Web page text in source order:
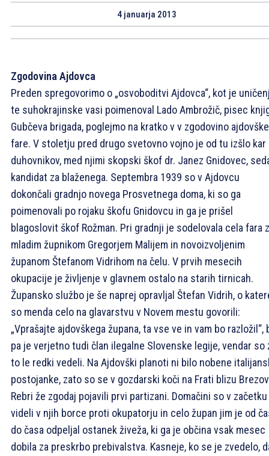
4 januarja 2013
Zgodovina Ajdovca
Preden spregovorimo o „osvoboditvi Ajdovca“, kot je
te suhokrajinske vasi poimenoval Lado Ambrožič, pisec
Gubčeva brigada, poglejmo na kratko v v zgodovino ajdovške
fare. V stoletju pred drugo svetovno vojno je od tu izšlo kar
duhovnikov, med njimi skopski škof dr. Janez Gnidovec,
kandidat za blaženega. Septembra 1939 so v Ajdovcu
dokončali gradnjo novega Prosvetnega doma, ki so ga
poimenovali po rojaku škofu Gnidovcu in ga je prišel
blagoslovit škof Rožman. Pri gradnji je sodelovala cela fara z
mladim župnikom Gregorjem Malijem in novoizvoljenim
županom Štefanom Vidrihom na čelu. V prvih mesecih
okupacije je življenje v glavnem ostalo na starih tirnicah.
Župansko službo je še naprej opravljal Štefan Vidrih, o
so menda celo na glavarstvu v Novem mestu govorili:
„Vprašajte ajdovškega župana, ta vse ve in vam bo razložil“,
pa je verjetno tudi član ilegalne Slovenske legije, vendar so
to le redki vedeli. Na Ajdovški planoti ni bilo nobene
postojanke, zato so se v gozdarski koči na Frati blizu
Rebri že zgodaj pojavili prvi partizani. Domačini so v začetku
videli v njih borce proti okupatorju in celo župan jim je od
do časa odpeljal ostanek živeža, ki ga je občina vsak mesec
dobila za preskrbo prebivalstva. Kasneje, ko se je zvedelo,